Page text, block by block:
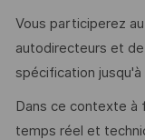
Vous participerez
autodirecteurs et
spécification jusqu'à
Dans ce contexte
temps réel et